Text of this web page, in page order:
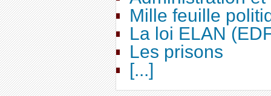
Mille feuille
La loi ELAN
Les prisons
[...]